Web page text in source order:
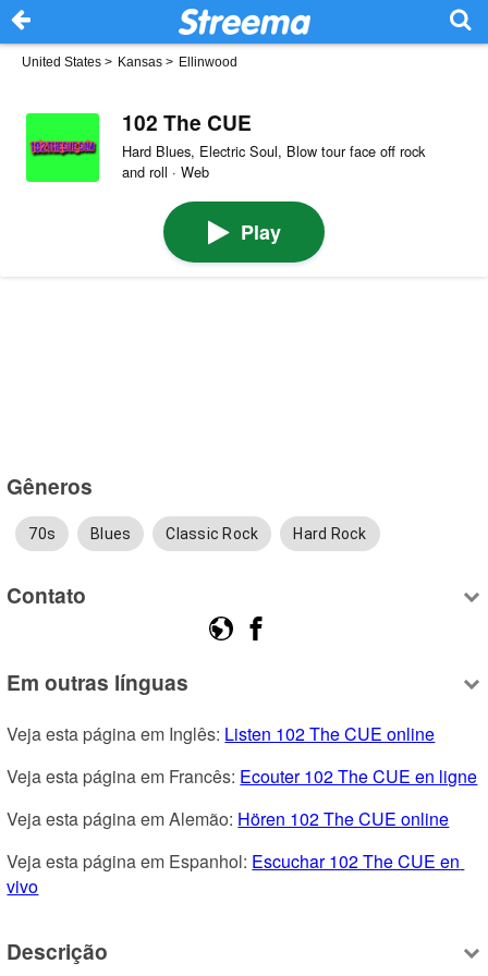
United States > Kansas > Ellinwood
102 The CUE
Hard Blues, Electric Soul, Blow tour face off rock
and roll · Web
Play
Gêneros
70s Blues Classic Rock Hard Rock
Contato
Em outras línguas
Veja esta página em Inglês: Listen 102 The CUE online
Veja esta página em Francês: Ecouter 102 The CUE en ligne
Veja esta página em Alemão: Hören 102 The CUE online
Veja esta página em Espanhol: Escuchar 102 The CUE en
vivo
Descrição